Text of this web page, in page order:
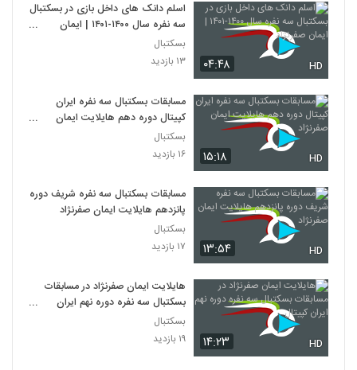
۰۴:۴۸ HD
اسلم دانک های داخل بازی در بسکتبال
سه نفره سال ۱۴۰۰-۱۴۰۱ | ایمان
صفرنژاد
بسکتبال
۱۳ بازدید
۱۵:۱۸ HD
مسابقات بسکتبال سه نفره ایران
کپیتال دوره دهم هایلایت ایمان
صفرنژاد
بسکتبال
۱۶ بازدید
۱۳:۵۴ HD
مسابقات بسکتبال سه نفره شریف دوره
پانزدهم هایلایت ایمان صفرنژاد
بسکتبال
۱۷ بازدید
۱۴:۲۳ HD
هایلایت ایمان صفرنژاد در مسابقات
بسکتبال سه نفره دوره نهم ایران
کپیتال
بسکتبال
۱۹ بازدید